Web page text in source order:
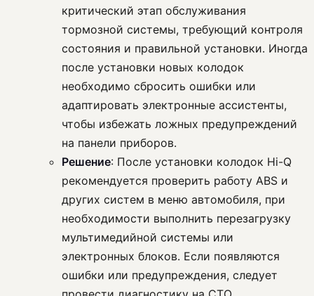
критический этап обслуживания
тормозной системы, требующий контроля
состояния и правильной установки. Иногда
после установки новых колодок
необходимо сбросить ошибки или
адаптировать электронные ассистенты,
чтобы избежать ложных предупреждений
на панели приборов.
Решение: После установки колодок Hi-Q
рекомендуется проверить работу ABS и
других систем в меню автомобиля, при
необходимости выполнить перезагрузку
мультимедийной системы или
электронных блоков. Если появляются
ошибки или предупреждения, следует